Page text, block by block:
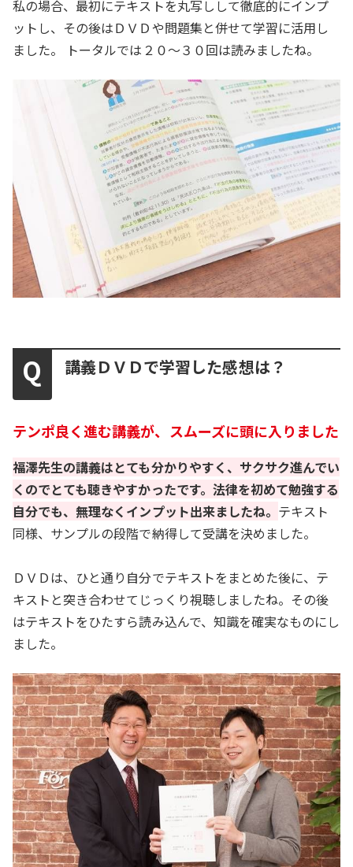
私の場合、最初にテキストを丸写しして徹底的にインプ
ットし、その後はＤＶＤや問題集と併せて学習に活用し
ました。 トータルでは２０〜３０回は読みましたね。
講義ＤＶＤで学習した感想は？
テンポ良く進む講義が、スムーズに頭に入りました
福澤先生の講義はとても分かりやすく、サクサク進んでい
くのでとても聴きやすかったです。法律を初めて勉強する
自分でも、無理なくインプット出来ましたね。 テキスト
同様、サンプルの段階で納得して受講を決めました。
ＤＶＤは、ひと通り自分でテキストをまとめた後に、テ
キストと突き合わせてじっくり視聴しましたね。その後
はテキストをひたすら読み込んで、知識を確実なものにし
ました。